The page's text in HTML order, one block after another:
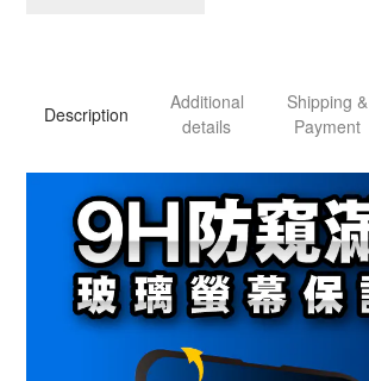
Description
Additional
details
Shipping &
Payment